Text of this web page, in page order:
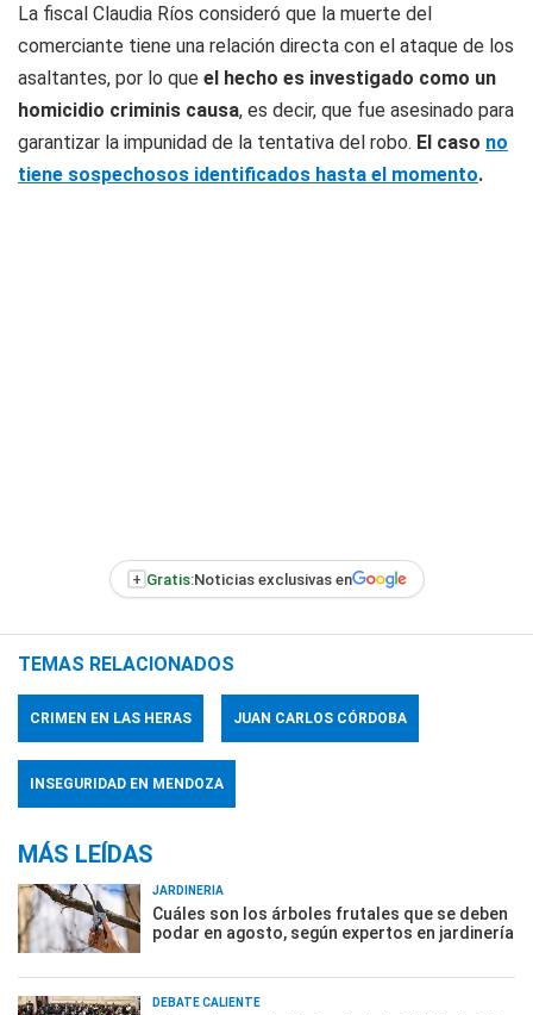
La fiscal Claudia Ríos consideró que la muerte del
comerciante tiene una relación directa con el ataque de los
asaltantes, por lo que el hecho es investigado como un
homicidio criminis causa, es decir, que fue asesinado para
garantizar la impunidad de la tentativa del robo. El caso no
tiene sospechosos identificados hasta el momento.
+ Gratis:Noticias exclusivas en
TEMAS RELACIONADOS
CRIMEN EN LAS HERAS JUAN CARLOS CÓRDOBA
INSEGURIDAD EN MENDOZA
MÁS LEÍDAS
JARDINERÍA
Cuáles son los árboles frutales que se deben
podar en agosto, según expertos en jardinería
DEBATE CALIENTE